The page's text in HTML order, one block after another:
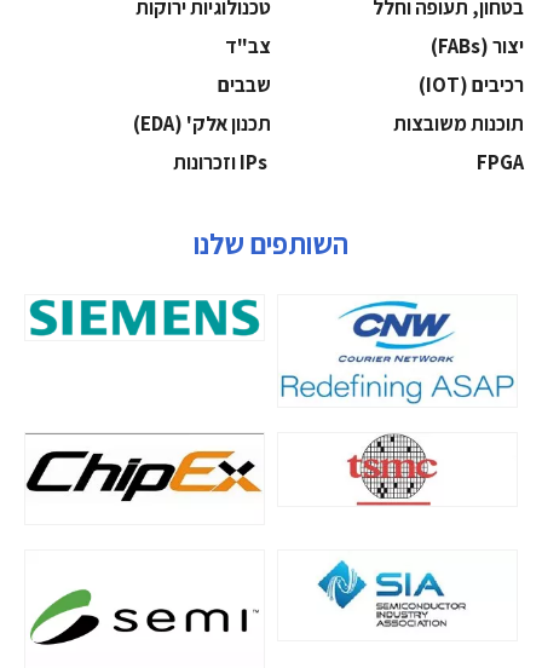
בטחון, תעופה וחלל
‫טכנולוגיות ירוקות‬
‫יצור (‪(FABs‬‬
‫צב"ד‬
‫רכיבים‬ (IOT)
‫שבבים‬
‫תוכנות משובצות‬
‫תכנון אלק' (‪(EDA‬‬
‫‪FPGA‬‬
השותפים שלנו